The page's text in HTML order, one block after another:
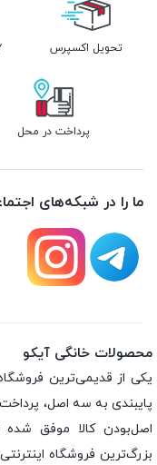
تحویل اکسپرس
پرداخت در محل
ما را در شبکه‌های
محصولات خانگی آیکو
یکی از قدیمی‌ترین
اصل‌بودن کالا موفق شده
بزرگ‌ترین فروشگاه